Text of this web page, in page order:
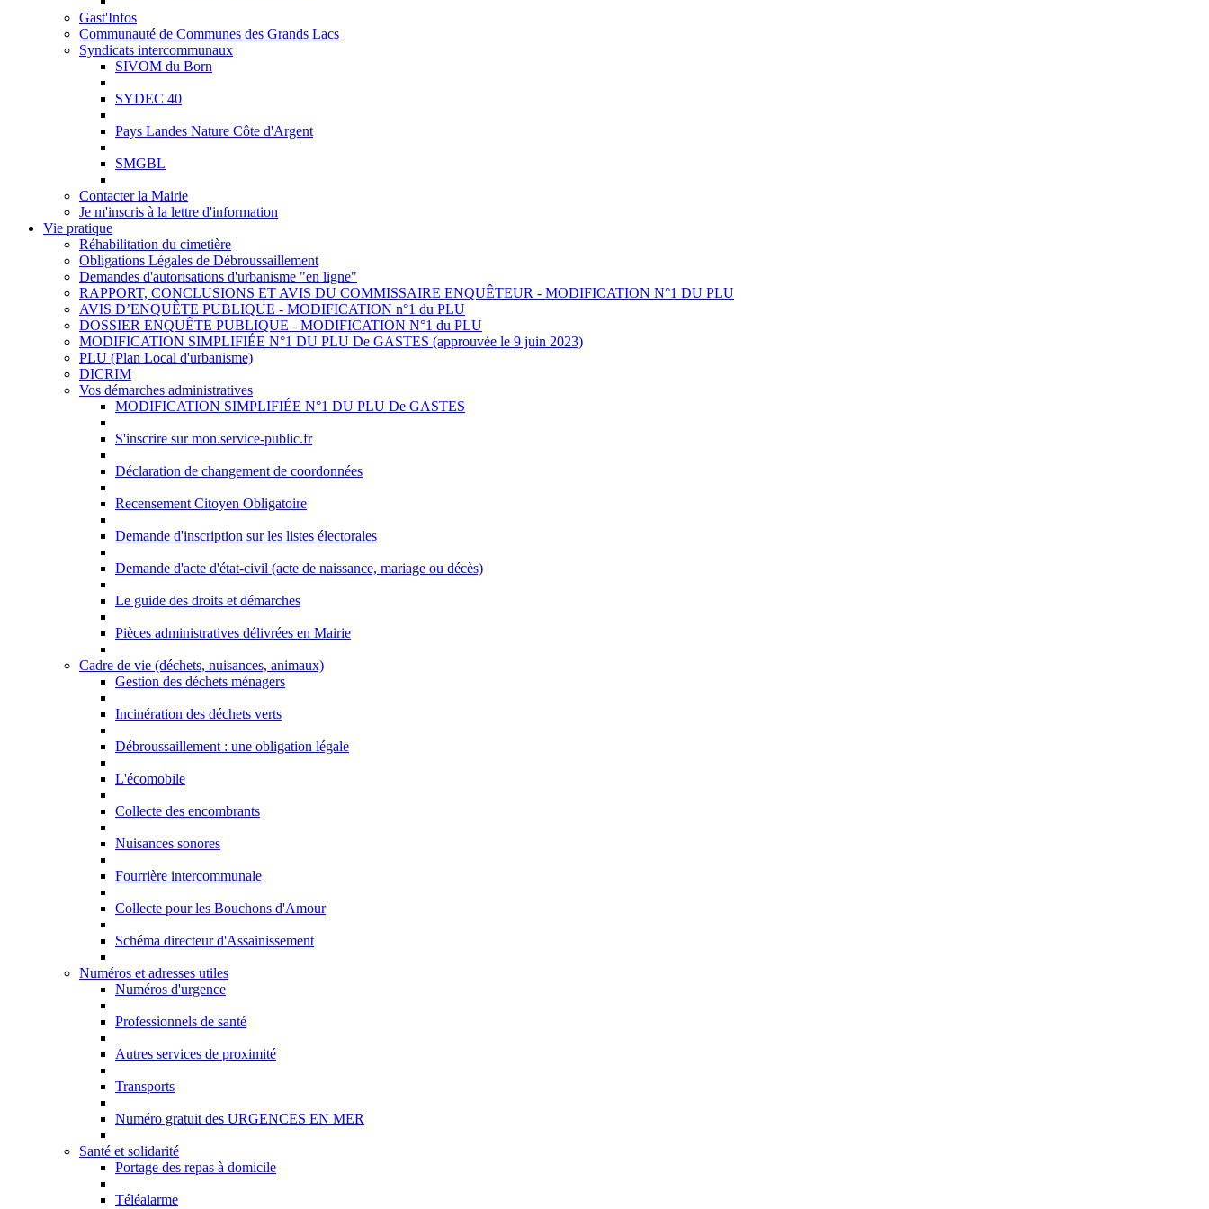
Gast'Infos
Communauté de Communes des Grands Lacs
Syndicats intercommunaux
SIVOM du Born
SYDEC 40
Pays Landes Nature Côte d'Argent
SMGBL
Contacter la Mairie
Je m'inscris à la lettre d'information
Vie pratique
Réhabilitation du cimetière
Obligations Légales de Débroussaillement
Demandes d'autorisations d'urbanisme "en ligne"
RAPPORT, CONCLUSIONS ET AVIS DU COMMISSAIRE ENQUÊTEUR - MODIFICATION N°1 DU PLU
AVIS D’ENQUÊTE PUBLIQUE - MODIFICATION n°1 du PLU
DOSSIER ENQUÊTE PUBLIQUE - MODIFICATION N°1 du PLU
MODIFICATION SIMPLIFIÉE N°1 DU PLU De GASTES (approuvée le 9 juin 2023)
PLU (Plan Local d'urbanisme)
DICRIM
Vos démarches administratives
MODIFICATION SIMPLIFIÉE N°1 DU PLU De GASTES
S'inscrire sur mon.service-public.fr
Déclaration de changement de coordonnées
Recensement Citoyen Obligatoire
Demande d'inscription sur les listes électorales
Demande d'acte d'état-civil (acte de naissance, mariage ou décès)
Le guide des droits et démarches
Pièces administratives délivrées en Mairie
Cadre de vie (déchets, nuisances, animaux)
Gestion des déchets ménagers
Incinération des déchets verts
Débroussaillement : une obligation légale
L'écomobile
Collecte des encombrants
Nuisances sonores
Fourrière intercommunale
Collecte pour les Bouchons d'Amour
Schéma directeur d'Assainissement
Numéros et adresses utiles
Numéros d'urgence
Professionnels de santé
Autres services de proximité
Transports
Numéro gratuit des URGENCES EN MER
Santé et solidarité
Portage des repas à domicile
Téléalarme